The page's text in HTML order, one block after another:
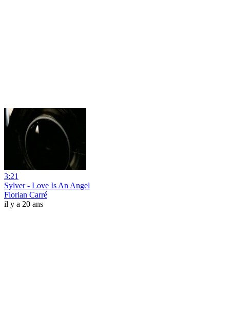
3:21
Sylver - Love Is An Angel
Florian Carré
il y a 20 ans